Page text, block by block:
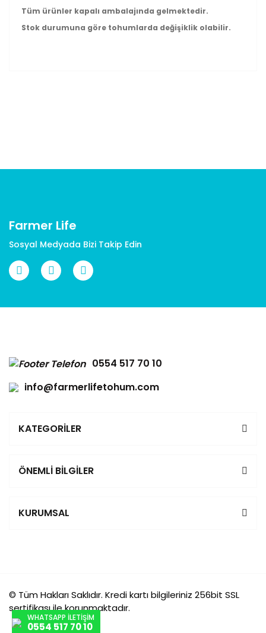
Tüm ürünler kapalı ambalajında gelmektedir.
Stok durumuna göre tohumlarda değişiklik olabilir.
Farmer Life
Sosyal Medyada Bizi Takip Edin
0554 517 70 10
info@farmerlifetohum.com
KATEGORİLER
ÖNEMLİ BİLGİLER
KURUMSAL
© Tüm Hakları Saklıdır. Kredi kartı bilgileriniz 256bit SSL
sertifikası ile korunmaktadır.
WHATSAPP İLETİŞİM
0554 517 70 10